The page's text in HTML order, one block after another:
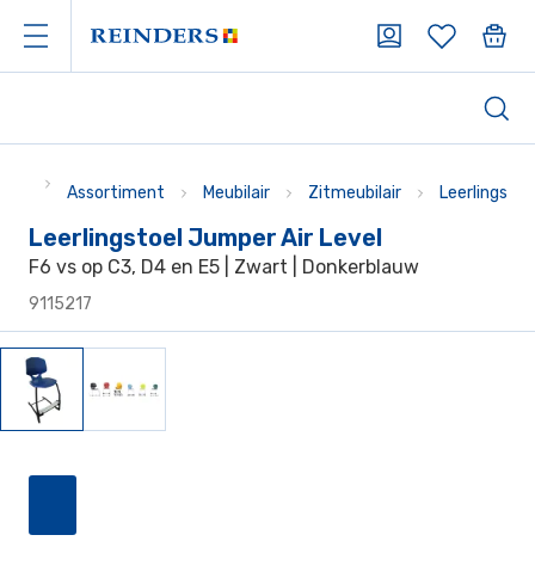
Assortiment Meubilair Zitmeubilair
Leerlingstoel Jumper Air Level
F6 vs op C3, D4 en E5 | Zwart | Donkerblauw
9115217